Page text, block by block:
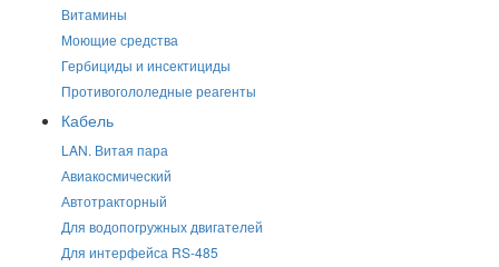
Витамины
Моющие средства
Гербициды и инсектициды
Противогололедные реагенты
Кабель
LAN. Витая пара
Авиакосмический
Автотракторный
Для водопогружных двигателей
Для интерфейса RS-485